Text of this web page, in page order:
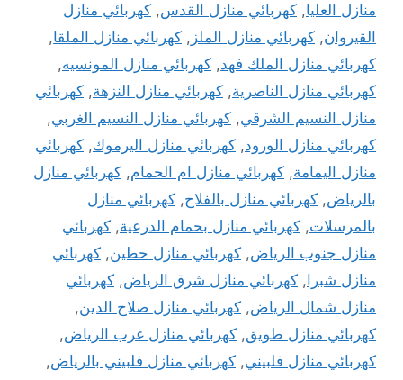
منازل العليا, كهربائي منازل القدس, كهربائي منازل
القيروان, كهربائي منازل الملز , كهربائي منازل الملقا,
كهربائي منازل الملك فهد, كهربائي منازل المونسيه,
كهربائي منازل الناصرية, كهربائي منازل النزهة, كهربائي
منازل النسيم الشرقي, كهربائي منازل النسيم الغربي,
كهربائي منازل الورود, كهربائي منازل اليرموك, كهربائي
منازل اليمامة, كهربائي منازل ام الحمام, كهربائي منازل
بالرياض, كهربائي منازل بالفلاح, كهربائي منازل
بالمرسلات, كهربائي منازل بحمام الدرعية, كهربائي
منازل جنوب الرياض, كهربائي منازل حطين, كهربائي
منازل شبرا , كهربائي منازل شرق الرياض, كهربائي
منازل شمال الرياض, كهربائي منازل صلاح الدين,
كهربائي منازل طويق, كهربائي منازل غرب الرياض,
كهربائي منازل فلبيني, كهربائي منازل فلبيني بالرياض,